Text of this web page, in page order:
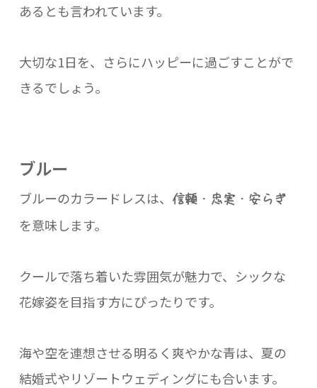
あるとも言われています。
大切な1日を、さらにハッピーに過ごすことがで
きるでしょう。
ブルー
ブルーのカラードレスは、 信頼・忠実・安らぎ
を意味します。
クールで落ち着いた雰囲気が魅力で、シックな
花嫁姿を目指す方にぴったりです。
海や空を連想させる明るく爽やかな青は、夏の
結婚式やリゾートウェディングにも合います。